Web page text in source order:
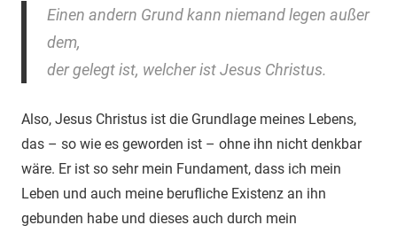
Einen andern Grund kann niemand legen außer
dem,
der gelegt ist, welcher ist Jesus Christus.
Also, Jesus Christus ist die Grundlage meines Lebens,
das – so wie es geworden ist – ohne ihn nicht denkbar
wäre. Er ist so sehr mein Fundament, dass ich mein
Leben und auch meine berufliche Existenz an ihn
gebunden habe und dieses auch durch mein